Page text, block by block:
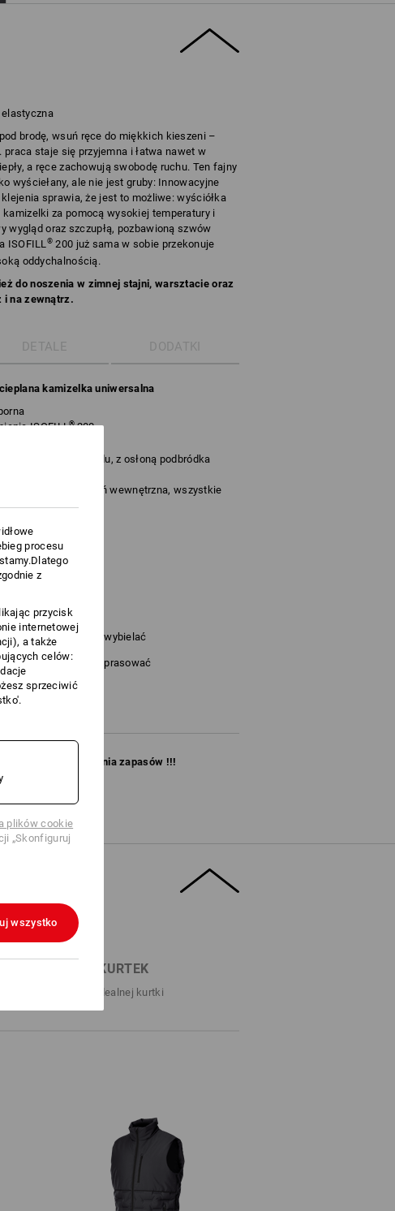
elastyczna
brodę, wsuń ręce do miękkich kieszeni –
staje się przyjemna i łatwa nawet w
a ręce zachowują swobodę ruchu. Ten fajny
wyściełany, ale nie jest gruby: Innowacyjne
sprawia, że jest to możliwe: wyściółka
za pomocą wysokiej temperatury i
wygląd oraz szczupłą, pozbawioną szwów
ISOFILL® 200 już sama w sobie przekonuje
oddychalnością.
do noszenia w zimnej stajni, warsztacie oraz
i na zewnątrz.
DETALE DODATKI
kamizelka uniwersalna
ISOFILL®200
długości z przodu, z osłoną podbródka
na piersi i kieszeń wewnętrzna, wszystkie
(ok. 250 g/m²)
Nie wybielać
Nie prasować
tylko do wyczerpania zapasów !!!
KURTEK
kroki do znalezienia idealnej kurtki
procesu
z
przycisk
internetowej
a także
celów:
sprzeciwić
plików cookie
„Skonfiguruj
wszystko